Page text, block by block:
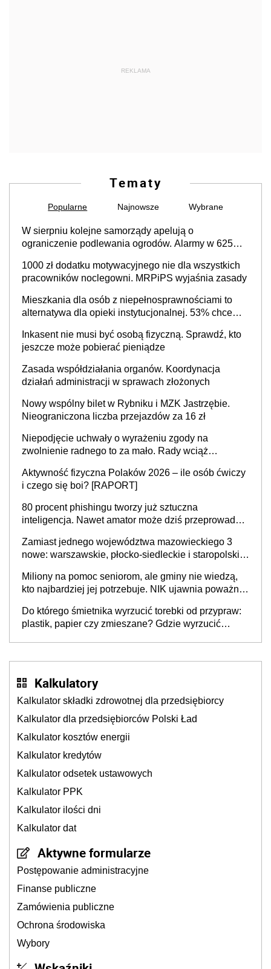
REKLAMA
Tematy
Popularne Najnowsze Wybrane
W sierpniu kolejne samorządy apelują o
ograniczenie podlewania ogrodów. Alarmy w 625
cały kraj
1000 zł dodatku motywacyjnego nie dla wszystkich
pracowników noclegowni. MRPiPS wyjaśnia zasady
Mieszkania dla osób z niepełnosprawnościami to
alternatywa dla opieki instytucjonalnej. 53% chce
Inkasent nie musi być osobą fizyczną. Sprawdź, kto
jeszcze może pobierać pieniądze
Zasada współdziałania organów. Koordynacja
działań administracji w sprawach złożonych
Nowy wspólny bilet w Rybniku i MZK Jastrzębie.
Nieograniczona liczba przejazdów za 16 zł
Niepodjęcie uchwały o wyrażeniu zgody na
zwolnienie radnego to za mało. Rady wciąż
sprawy
Aktywność fizyczna Polaków 2026 – ile osób ćwiczy
i czego się boi? [RAPORT]
80 procent phishingu tworzy już sztuczna
inteligencja. Nawet amator może dziś przeprowadzić
Zamiast jednego województwa mazowieckiego 3
nowe: warszawskie, płocko-siedleckie i staropolskie.
stołecznych
Miliony na pomoc seniorom, ale gminy nie wiedzą,
kto najbardziej jej potrzebuje. NIK ujawnia poważną
Do którego śmietnika wyrzucić torebki od przypraw:
plastik, papier czy zmieszane? Gdzie wyrzucić
Kalkulatory
Kalkulator składki zdrowotnej dla przedsiębiorcy
Kalkulator dla przedsiębiorców Polski Ład
Kalkulator kosztów energii
Kalkulator kredytów
Kalkulator odsetek ustawowych
Kalkulator PPK
Kalkulator ilości dni
Kalkulator dat
Aktywne formularze
Postępowanie administracyjne
Finanse publiczne
Zamówienia publiczne
Ochrona środowiska
Wybory